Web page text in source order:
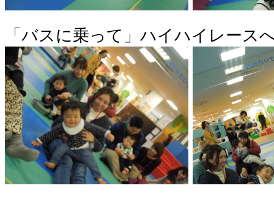
「バスに乗って」ハイハイレース